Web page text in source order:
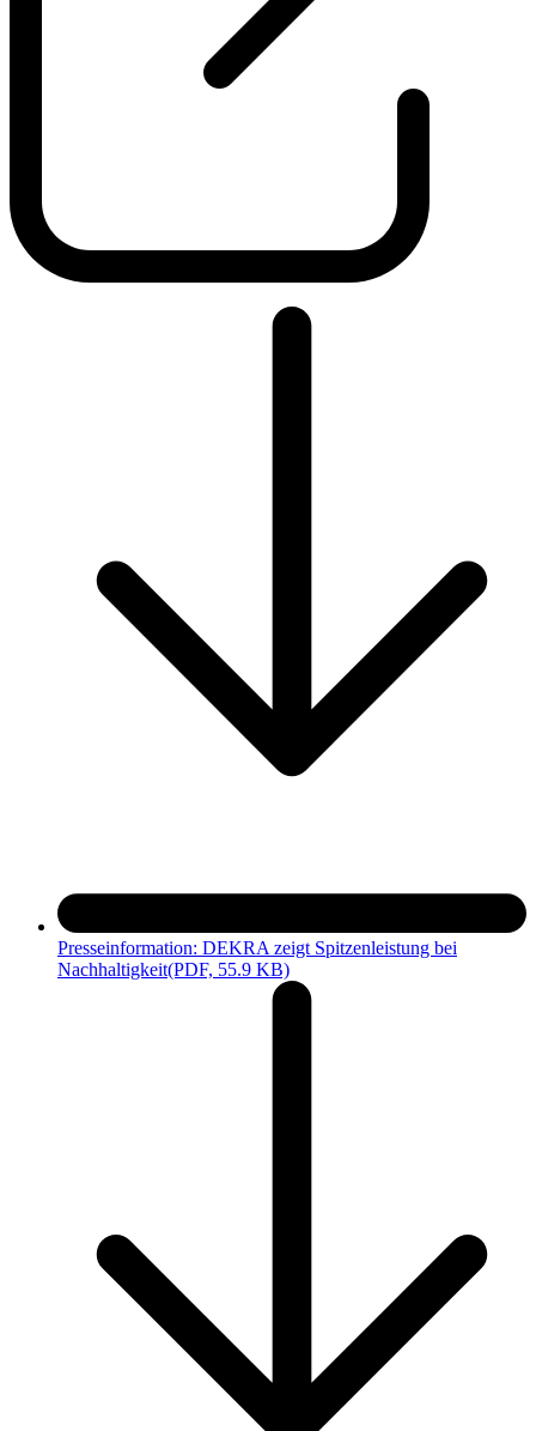
Presseinformation: DEKRA zeigt Spitzenleistung bei
Nachhaltigkeit(PDF, 55.9 KB)